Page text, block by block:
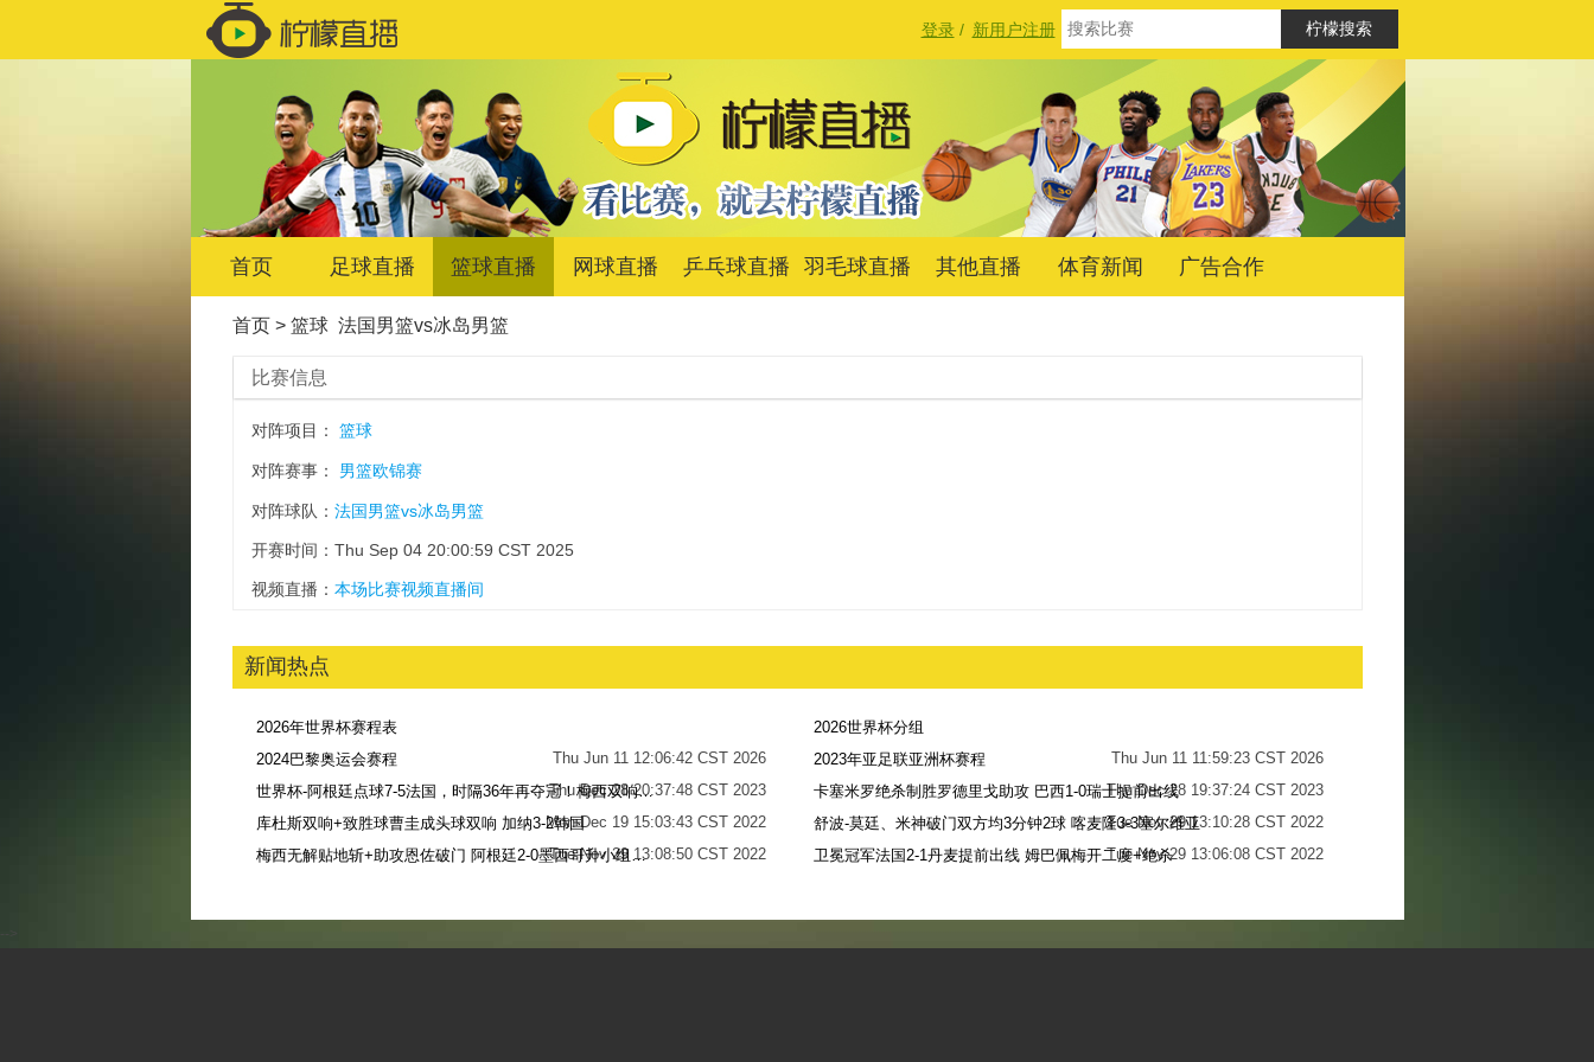
登录/ 新用户注册
首页 足球直播 篮球直播 网球直播 乒乓球直播 羽毛球直播 其他直播 体育新闻 广告合作
首页> 篮球 法国男篮vs冰岛男篮
比赛信息
对阵项目： 篮球
对阵赛事： 男篮欧锦赛
对阵球队： 法国男篮vs冰岛男篮
开赛时间：Thu Sep 04 20:00:59 CST 2025
视频直播： 本场比赛视频直播间
新闻热点
2026年世界杯赛程表
Thu Jun 11 12:06:42 CST 2026
2026世界杯分组
Thu Jun 11 11:59:23 CST 2026
2024巴黎奥运会赛程
Thu Dec 28 20:37:48 CST 2023
2023年亚足联亚洲杯赛程
Thu Dec 28 19:37:24 CST 2023
世界杯-阿根廷点球7-5法国，时隔36年再夺冠！梅西双响姆巴佩戴帽
Mon Dec 19 15:03:43 CST 2022
卡塞米罗绝杀制胜罗德里戈助攻 巴西1-0瑞士提前出线
Tue Nov 29 13:10:28 CST 2022
库杜斯双响+致胜球曹圭成头球双响 加纳3-2韩国
Tue Nov 29 13:08:50 CST 2022
舒波-莫廷、米神破门双方均3分钟2球 喀麦隆3-3塞尔维亚
Tue Nov 29 13:06:08 CST 2022
梅西无解贴地斩+助攻恩佐破门 阿根廷2-0墨西哥升小组第二
卫冕冠军法国2-1丹麦提前出线 姆巴佩梅开二度+绝杀